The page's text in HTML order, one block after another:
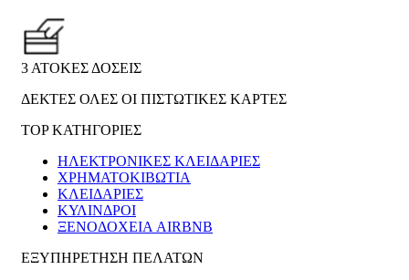
3 ΑΤΟΚΕΣ ΔΟΣΕΙΣ
ΔΕΚΤΕΣ ΟΛΕΣ ΟΙ ΠΙΣΤΩΤΙΚΕΣ ΚΑΡΤΕΣ
TOP ΚΑΤΗΓΟΡΙΕΣ
ΗΛΕΚΤΡΟΝΙΚΈΣ ΚΛΕΙΔΑΡΙΈΣ
ΧΡΗΜΑΤΟΚΙΒΏΤΙΑ
ΚΛΕΙΔΑΡΙΈΣ
ΚΎΛΙΝΔΡΟΙ
ΞΕΝΟΔΟΧΕΊΑ AIRBNB
ΕΞΥΠΗΡΕΤΗΣΗ ΠΕΛΑΤΩΝ